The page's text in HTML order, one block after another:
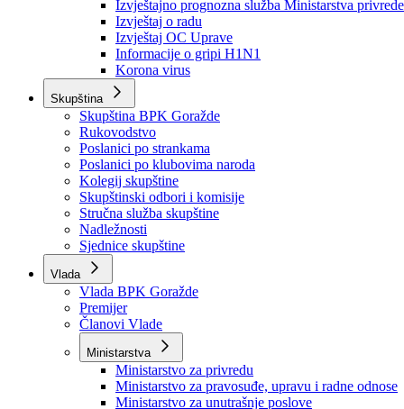
Obavještenja i izvještaji
Obavještenja Vlade
Izvještajno prognozna služba Ministarstva privrede
Izvještaj o radu
Izvještaj OC Uprave
Informacije o gripi H1N1
Korona virus
Skupština
Skupština BPK Goražde
Rukovodstvo
Poslanici po strankama
Poslanici po klubovima naroda
Kolegij skupštine
Skupštinski odbori i komisije
Stručna služba skupštine
Nadležnosti
Sjednice skupštine
Vlada
Vlada BPK Goražde
Premijer
Članovi Vlade
Ministarstva